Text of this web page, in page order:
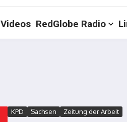
Videos RedGlobe Radio
KPD Sachsen Zeitung der Arbeit